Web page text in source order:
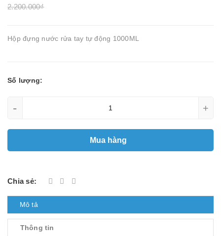
2.200.000₫
Hộp đựng nước rửa tay tự động 1000ML
Số lượng:
- +
Mua hàng
Chia sẻ:
Mô tả
Thông tin